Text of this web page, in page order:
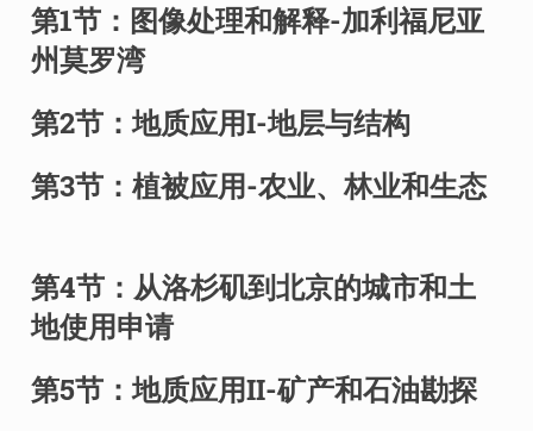
第1节：图像处理和解释-加利福尼亚
州莫罗湾
第2节：地质应用I-地层与结构
第3节：植被应用-农业、林业和生态
第4节：从洛杉矶到北京的城市和土
地使用申请
第5节：地质应用II-矿产和石油勘探